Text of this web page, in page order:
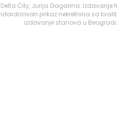
City, Jurija Gagarina:
prikaz nekretnina sa
izdavanje stanova u